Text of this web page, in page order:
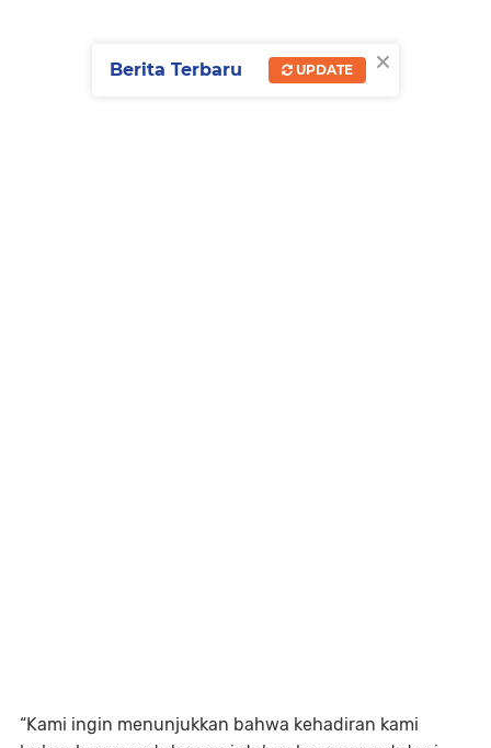
“Kami ingin menunjukkan bahwa kehadiran kami
×
Berita Terbaru UPDATE